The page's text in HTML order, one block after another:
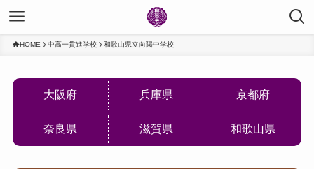
HOME 中高一貫進学校 和歌山県立向陽中学校
大阪府 兵庫県 京都府
奈良県 滋賀県 和歌山県